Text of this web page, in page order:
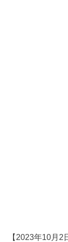
【2023年10月2